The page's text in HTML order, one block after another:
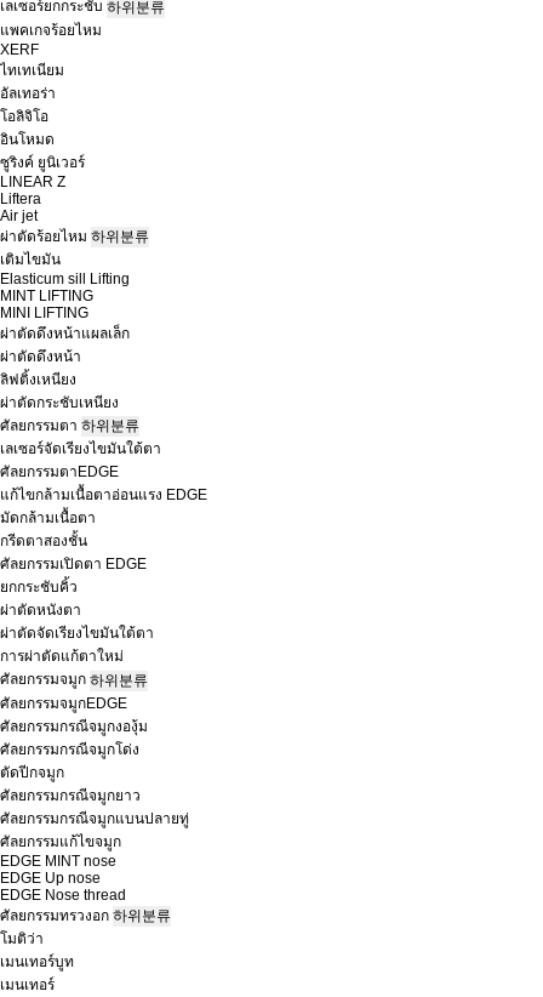
เลเซอร์ยกกระชับ 하위분류
แพคเกจร้อยไหม
XERF
ไทเทเนียม
อัลเทอร่า
โอลิจิโอ
อินโหมด
ซูริงค์ ยูนิเวอร์
LINEAR Z
Liftera
Air jet
ผ่าตัดร้อยไหม 하위분류
เติมไขมัน
Elasticum sill Lifting
MINT LIFTING
MINI LIFTING
ผ่าตัดดึงหน้าแผลเล็ก
ผ่าตัดดึงหน้า
ลิฟติ้งเหนียง
ผ่าตัดกระชับเหนียง
ศัลยกรรมตา 하위분류
เลเซอร์จัดเรียงไขมันใต้ตา
ศัลยกรรมตาEDGE
แก้ไขกล้ามเนื้อตาอ่อนแรง EDGE
มัดกล้ามเนื้อตา
กรีดตาสองชั้น
ศัลยกรรมเปิดตา EDGE
ยกกระชับคิ้ว
ผ่าตัดหนังตา
ผ่าตัดจัดเรียงไขมันใต้ตา
การผ่าตัดแก้ตาใหม่
ศัลยกรรมจมูก 하위분류
ศัลยกรรมจมูกEDGE
ศัลยกรรมกรณีจมูกงองุ้ม
ศัลยกรรมกรณีจมูกโด่ง
ตัดปีกจมูก
ศัลยกรรมกรณีจมูกยาว
ศัลยกรรมกรณีจมูกแบนปลายทู่
ศัลยกรรมแก้ไขจมูก
EDGE MINT nose
EDGE Up nose
EDGE Nose thread
ศัลยกรรมทรวงอก 하위분류
โมติว่า
เมนเทอร์บูท
เมนเทอร์